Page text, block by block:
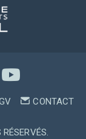
CONTACT